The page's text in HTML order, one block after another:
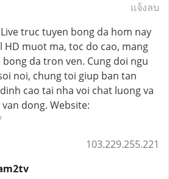
แจ้งลบ
truc tuyen bong da hom nay
HD muot ma, toc do cao, mang
da tron ven. Cung doi ngu
noi, chung toi giup ban tan
cao tai nha voi chat luong va
dong. Website:
103.229.255.221